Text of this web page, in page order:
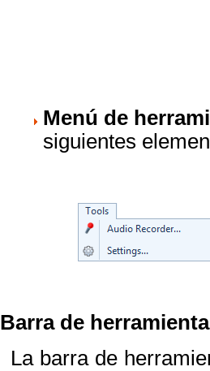
Menú de
siguientes
Barra de
La barra de